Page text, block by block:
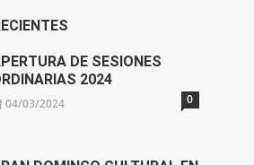
DE SESIONES
2024
04/03/2024 0